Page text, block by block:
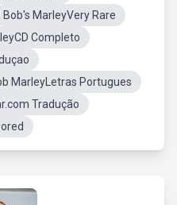
Bob's MarleyVery Rare
Completo
MarleyLetras Portugues
Tradução